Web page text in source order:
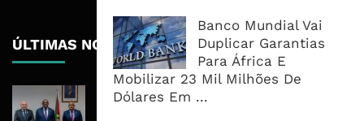
Banco Mundial Vai
Duplicar Garantias
Para África E
Mobilizar 23 Mil Milhões De
Dólares Em ...
ÚLTIMAS NOTÍCIAS
Moçambique E ECA Colocam